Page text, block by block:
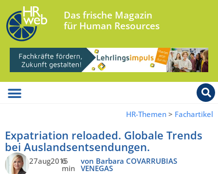
Das frische Magazin
für Human Resources
HR-Themen > Fachartikel
Expatriation reloaded. Globale Trends
bei Auslandsentsendungen.
27aug2015
6
min
von Barbara COVARRUBIAS
VENEGAS